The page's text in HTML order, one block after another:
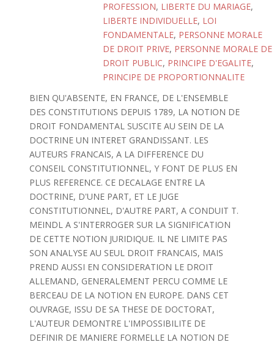
PROFESSION, LIBERTE DU MARIAGE,
LIBERTE INDIVIDUELLE, LOI
FONDAMENTALE, PERSONNE MORALE
DE DROIT PRIVE, PERSONNE MORALE DE
DROIT PUBLIC, PRINCIPE D'EGALITE,
PRINCIPE DE PROPORTIONNALITE
BIEN QU'ABSENTE, EN FRANCE, DE L'ENSEMBLE
DES CONSTITUTIONS DEPUIS 1789, LA NOTION DE
DROIT FONDAMENTAL SUSCITE AU SEIN DE LA
DOCTRINE UN INTERET GRANDISSANT. LES
AUTEURS FRANCAIS, A LA DIFFERENCE DU
CONSEIL CONSTITUTIONNEL, Y FONT DE PLUS EN
PLUS REFERENCE. CE DECALAGE ENTRE LA
DOCTRINE, D'UNE PART, ET LE JUGE
CONSTITUTIONNEL, D'AUTRE PART, A CONDUIT T.
MEINDL A S'INTERROGER SUR LA SIGNIFICATION
DE CETTE NOTION JURIDIQUE. IL NE LIMITE PAS
SON ANALYSE AU SEUL DROIT FRANCAIS, MAIS
PREND AUSSI EN CONSIDERATION LE DROIT
ALLEMAND, GENERALEMENT PERCU COMME LE
BERCEAU DE LA NOTION EN EUROPE. DANS CET
OUVRAGE, ISSU DE SA THESE DE DOCTORAT,
L'AUTEUR DEMONTRE L'IMPOSSIBILITE DE
DEFINIR DE MANIERE FORMELLE LA NOTION DE